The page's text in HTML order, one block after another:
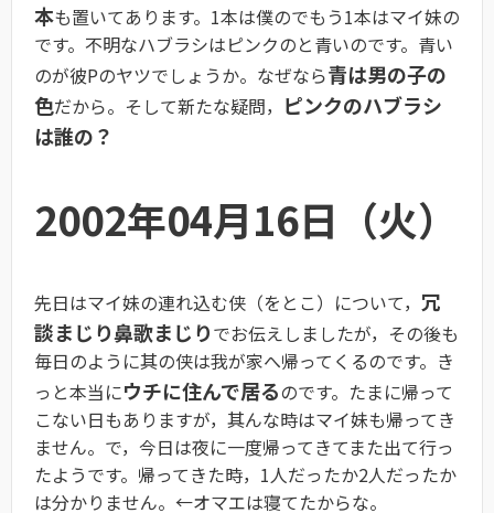
本も置いてあります。1本は僕のでもう1本はマイ妹の
です。不明なハブラシはピンクのと青いのです。青い
のが彼Pのヤツでしょうか。なぜなら青は男の子の
色だから。そして新たな疑問， ピンクのハブラシ
は誰の？
2002年04月16日（火）
先日はマイ妹の連れ込む侠（をとこ）について， 冗
談まじり鼻歌まじりでお伝えしましたが，その後も
毎日のように其の侠は我が家へ帰ってくるのです。き
っと本当にウチに住んで居るのです。たまに帰って
こない日もありますが，其んな時はマイ妹も帰ってき
ません。で，今日は夜に一度帰ってきてまた出て行っ
たようです。帰ってきた時，1人だったか2人だったか
は分かりません。←オマエは寝てたからな。